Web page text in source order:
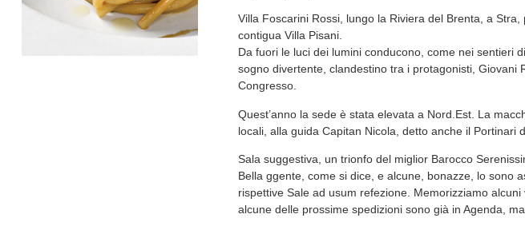
Villa Foscarini Rossi, lungo la Riviera del Brenta, a
contigua Villa Pisani.
Da fuori le luci dei lumini conducono, come nei sentieri
sogno divertente, clandestino tra i protagonisti, Giovani
Congresso.
Quest’anno la sede è stata elevata a Nord.Est. La
locali, alla guida Capitan Nicola, detto anche il Portinari
Sala suggestiva, un trionfo del miglior Barocco
Bella ggente, come si dice, e alcune, bonazze, lo sono
rispettive Sale ad usum refezione. Memorizziamo
alcune delle prossime spedizioni sono già in Agenda,